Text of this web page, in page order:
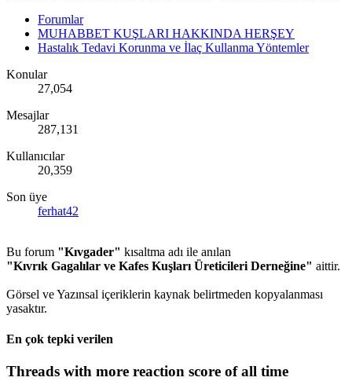
Forumlar
MUHABBET KUŞLARI HAKKINDA HERŞEY
Hastalık Tedavi Korunma ve İlaç Kullanma Yöntemler
Konular
27,054
Mesajlar
287,131
Kullanıcılar
20,359
Son üye
ferhat42
Bu forum "Kıvgader" kısaltma adı ile anılan
"Kıvrık Gagalılar ve Kafes Kuşları Üreticileri Derneğine" aittir.
Görsel ve Yazınsal içeriklerin kaynak belirtmeden kopyalanması
yasaktır.
En çok tepki verilen
Threads with more reaction score of all time